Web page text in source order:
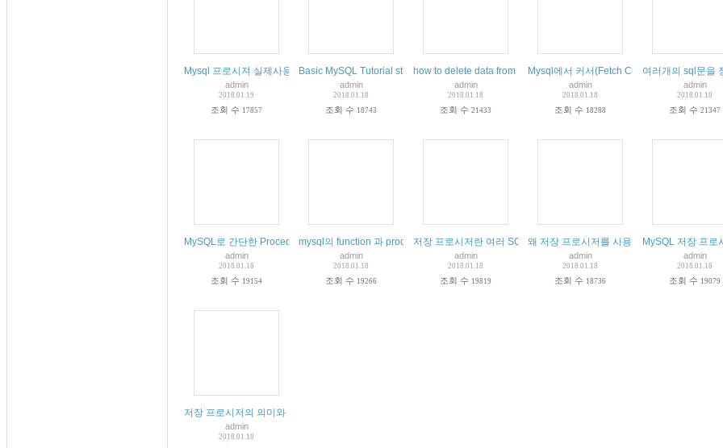
Mysql 프로시져 실제사용
admin
2018.01.19
조회 수 17857
Basic MySQL Tutorial study 강좌 여기서 모든것 다 배운다
admin
2018.01.18
조회 수 18743
how to delete data from multiple tables by using MySQL DELETE JOIN
admin
2018.01.18
조회 수 21433
Mysql에서 커서(Fetch Cursor)를 사용 설명 공
admin
2018.01.18
조회 수 18288
여러개의 sql문을
admin
2018.01.18
조회 수 21347
MySQL로 간단한 Procedure를 작성할 중급 난이도 활용 이해하기좋음
admin
2018.01.18
조회 수 19154
mysql의 function 과 procedure 만드는 방법과 일반 쿼리에서 호출하는 방법임.
admin
2018.01.18
조회 수 19266
저장 프로시저란 여러 SQL 문을 하나의 SQL 문처럼 정리하여 CALL ??
admin
2018.01.18
조회 수 19819
왜 저장 프로시저를 사용하는가?
admin
2018.01.18
조회 수 18736
MySQL 저장 프로
admin
2018.01.18
조회 수 19079
저장 프로시저의 의미와 작성 방법 상세한 설명 장황하게
admin
2018.01.18